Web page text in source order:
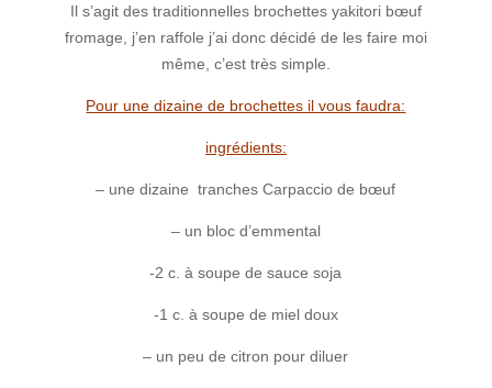
Il s’agit des traditionnelles brochettes yakitori bœuf
fromage, j’en raffole j’ai donc décidé de les faire moi
même, c’est très simple.
Pour une dizaine de brochettes il vous faudra:
ingrédients:
– une dizaine tranches Carpaccio de bœuf
– un bloc d’emmental
-2 c. à soupe de sauce soja
-1 c. à soupe de miel doux
– un peu de citron pour diluer